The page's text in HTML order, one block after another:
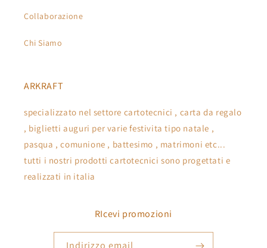
Collaborazione
Chi Siamo
ARKRAFT
specializzato nel settore cartotecnici , carta da regalo
, biglietti auguri per varie festivita tipo natale ,
pasqua , comunione , battesimo , matrimoni etc...
tutti i nostri prodotti cartotecnici sono progettati e
realizzati in italia
RIcevi promozioni
Indirizzo email